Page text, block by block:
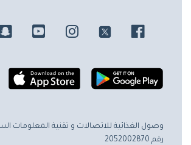
وصول الغذائية للاتصالات و تقنية المعلومات
رقم 2052002870